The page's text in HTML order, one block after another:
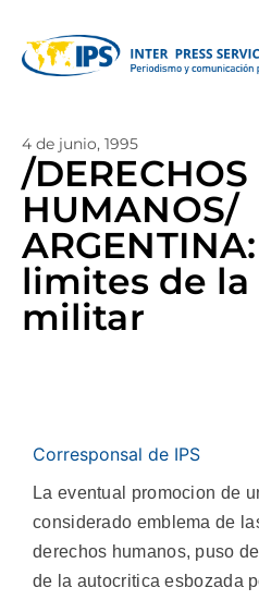
4 de junio, 1995
/DERECHOS
HUMANOS/
limites de
militar
Corresponsal de IPS
La eventual promocion de
considerado emblema de
derechos humanos, puso
de la autocritica esbozada